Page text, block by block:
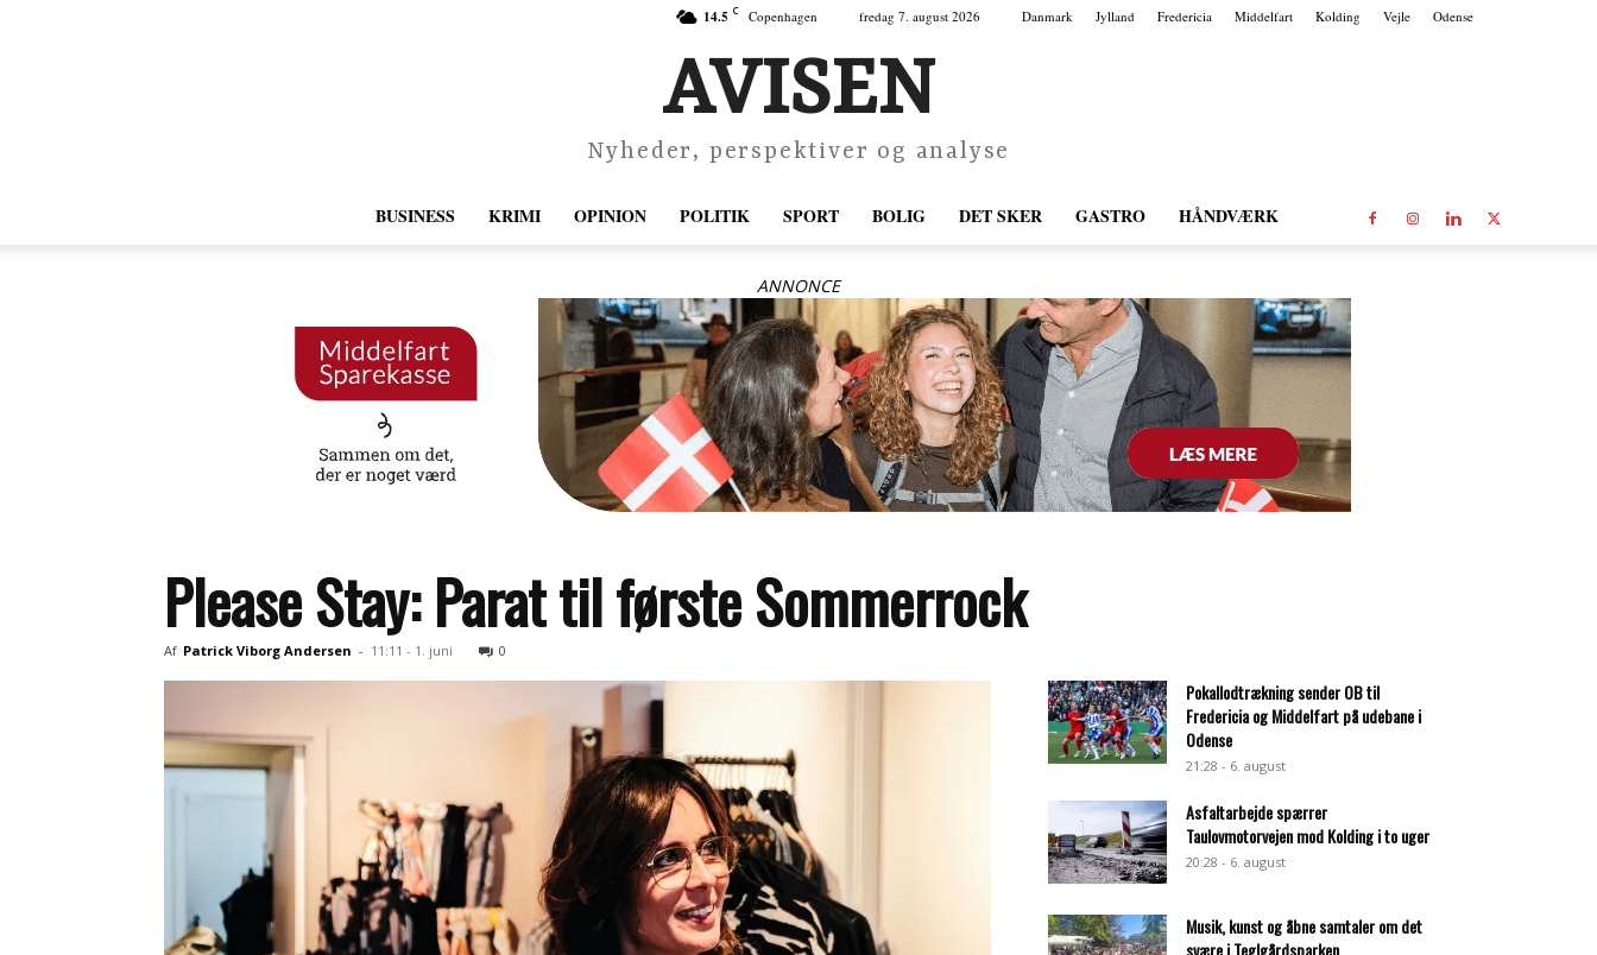
14.5 C Copenhagen fredag 7. august 2026 Danmark Jylland Fredericia Middelfart Kolding Vejle Odense
AVISEN
Nyheder, perspektiver og analyse
BUSINESS KRIMI OPINION POLITIK SPORT BOLIG DET SKER GASTRO HÅNDVÆRK
ANNONCE
Please Stay: Parat til første Sommerrock
Af Patrick Viborg Andersen - 11:11 - 1. juni 0
Pokallodtrækning sender OB til
Fredericia og Middelfart på udebane i
Odense
21:28 - 6. august
Asfaltarbejde spærrer
Taulovmotorvejen mod Kolding i to uger
20:28 - 6. august
Musik, kunst og åbne samtaler om det
svære i Teglgårdsparken